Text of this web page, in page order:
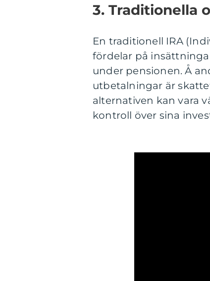
3. Traditionella
En traditionell IRA
fördelar på
under pensionen. Å
utbetalningar är
alternativen kan vara
kontroll över sina